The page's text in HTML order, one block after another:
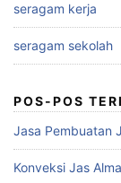
seragam kerja
seragam sekolah
POS-POS
Jasa Pembuatan
Konveksi Jas